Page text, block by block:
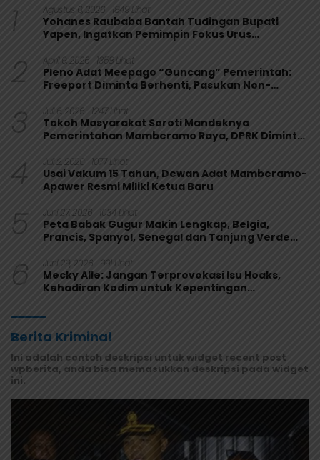
1 Agustus 6, 2026 1849 Lihat
Yohanes Raubaba Bantah Tudingan Bupati
Yapen, Ingatkan Pemimpin Fokus Urus
2 April 9, 2026 1358 Lihat
Pleno Adat Meepago “Guncang” Pemerintah:
Freeport Diminta Berhenti, Pasukan Non-
3 Juli 6, 2026 1247 Lihat
Tokoh Masyarakat Soroti Mandeknya
Pemerintahan Mamberamo Raya, DPRK Diminta
4 Juli 2, 2026 1077 Lihat
Usai Vakum 15 Tahun, Dewan Adat Mamberamo-
Apawer Resmi Miliki Ketua Baru
5 Juni 27, 2026 1034 Lihat
Peta Babak Gugur Makin Lengkap, Belgia,
Prancis, Spanyol, Senegal dan Tanjung Verde
6 Juni 29, 2026 991 Lihat
Mecky Alle: Jangan Terprovokasi Isu Hoaks,
Kehadiran Kodim untuk Kepentingan
Berita Kriminal
Ini adalah contoh deskripsi untuk widget recent post
wpberita, anda bisa memasukkan deskripsi pada widget
ini.